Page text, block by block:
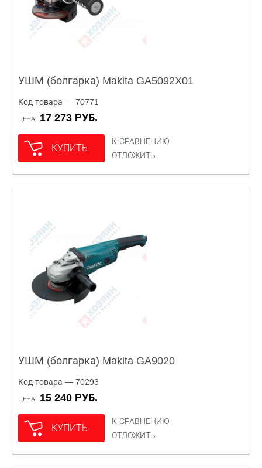
УШМ (болгарка) Makita GA5092X01
Код товара — 70771
ЦЕНА 17 273 РУБ.
КУПИТЬ
К СРАВНЕНИЮ
ОТЛОЖИТЬ
УШМ (болгарка) Makita GA9020
Код товара — 70293
ЦЕНА 15 240 РУБ.
КУПИТЬ
К СРАВНЕНИЮ
ОТЛОЖИТЬ